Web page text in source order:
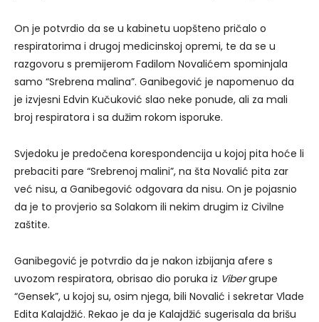
On je potvrdio da se u kabinetu uopšteno pričalo o
respiratorima i drugoj medicinskoj opremi, te da se u
razgovoru s premijerom Fadilom Novalićem spominjala
samo “Srebrena malina”. Ganibegović je napomenuo da
je izvjesni Edvin Kučuković slao neke ponude, ali za mali
broj respiratora i sa dužim rokom isporuke.
Svjedoku je predočena korespondencija u kojoj pita hoće li
prebaciti pare “Srebrenoj malini”, na šta Novalić pita zar
već nisu, a Ganibegović odgovara da nisu. On je pojasnio
da je to provjerio sa Solakom ili nekim drugim iz Civilne
zaštite.
Ganibegović je potvrdio da je nakon izbijanja afere s
uvozom respiratora, obrisao dio poruka iz Vibergrupe
“Gensek”, u kojoj su, osim njega, bili Novalić i sekretar Vlade
Edita Kalajdžić. Rekao je da je Kalajdžić sugerisala da brišu